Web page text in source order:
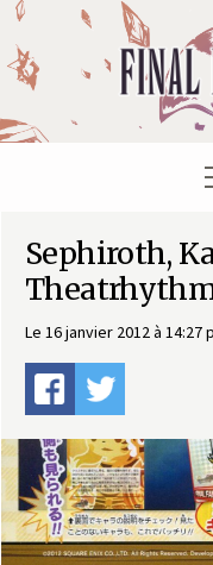
F
n
n
t
a
Sephiroth,
Le 16 janvier 2012 à 14:27
Panneau de gestion des